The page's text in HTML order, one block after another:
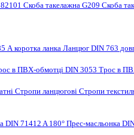
Скоба такелажна G209 Скоба
А коротка ланкаЛанцюг DIN 763
в ПВХ-обмотці DIN 3053 Трос в
Стропи ланцюгові Стропи
DIN 71412 A 180° Прес-масльонка